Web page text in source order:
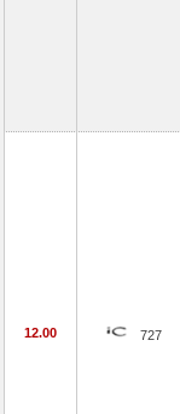
12.00 727